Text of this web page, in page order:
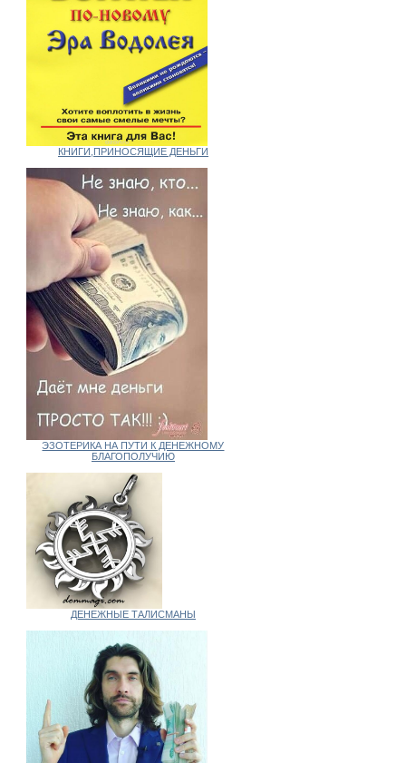
КНИГИ,ПРИНОСЯЩИЕ ДЕНЬГИ
ЭЗОТЕРИКА НА ПУТИ К ДЕНЕЖНОМУ
БЛАГОПОЛУЧИЮ
ДЕНЕЖНЫЕ ТАЛИСМАНЫ